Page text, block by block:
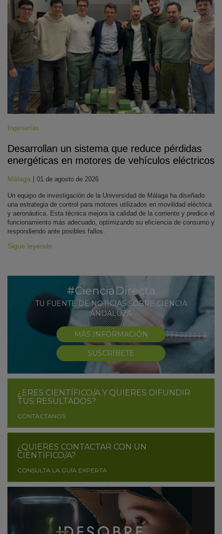
Ingenierías
Desarrollan un sistema que reduce pérdidas
energéticas en motores de vehículos eléctricos
Málaga | 01 de agosto de 2026
Un equipo de investigación de la Universidad de Málaga ha diseñado
una estrategia de control para motores utilizados en movilidad eléctrica
y aeronáutica. Esta técnica mejora la calidad de la corriente y predice el
funcionamiento más adecuado, optimizando su eficiencia de consumo y
respondiendo ante posibles fallos.
Sigue leyendo
#CienciaDirecta
TU FUENTE DE NOTICIAS SOBRE CIENCIA
ANDALUZA
MÁS INFORMACIÓN
SUSCRÍBETE
¿ERES CIENTÍFICO/A Y QUIERES DIFUNDIR
TUS RESULTADOS?
CONTÁCTANOS
¿QUIERES CONTACTAR CON UN
CIENTÍFICO/A?
CONSULTA LA GUÍA EXPERTA